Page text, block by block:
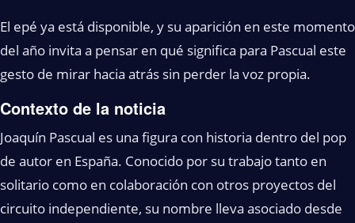
El epé ya está disponible, y su aparición en este momento
del año invita a pensar en qué significa para Pascual este
gesto de mirar hacia atrás sin perder la voz propia.
Contexto de la noticia
Joaquín Pascual es una figura con historia dentro del pop
de autor en España. Conocido por su trabajo tanto en
solitario como en colaboración con otros proyectos del
circuito independiente, su nombre lleva asociado desde